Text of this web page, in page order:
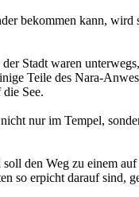
bekommen kann, wird
Stadt waren
Teile des Nara-
See.
nur im Tempel,
den Weg zu einem
so erpicht darauf sind,